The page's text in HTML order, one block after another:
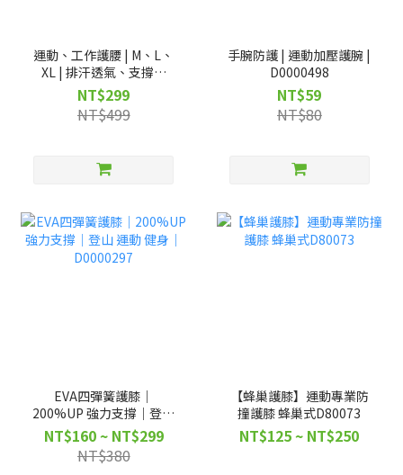
運動、工作護腰 | M、L、
XL | 排汗透氣、支撐背
部、三段加壓 | D81004
NT$299
NT$499
手腕防護 | 運動加壓護腕 |
D0000498
NT$59
NT$80
EVA四彈簧護膝｜
200%UP 強力支撐｜登山
運動 健身｜ D0000297
NT$160 ~ NT$299
NT$380
【蜂巢護膝】運動專業防
撞護膝 蜂巢式D80073
NT$125 ~ NT$250